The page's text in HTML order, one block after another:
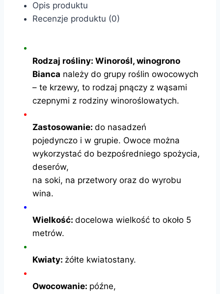
Opis produktu
Recenzje produktu (0)
Rodzaj rośliny: Winorośl, winogrono
Bianca należy do grupy roślin owocowych
– te krzewy, to rodzaj pnączy z wąsami
czepnymi z rodziny winoroślowatych.
Zastosowanie: do nasadzeń
pojedynczo i w grupie. Owoce można
wykorzystać do bezpośredniego spożycia,
deserów,
na soki, na przetwory oraz do wyrobu
wina.
Wielkość: docelowa wielkość to około 5
metrów.
Kwiaty: żółte kwiatostany.
Owocowanie: późne,